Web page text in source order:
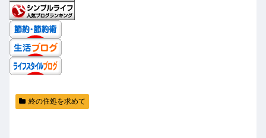
終の住処を求めて